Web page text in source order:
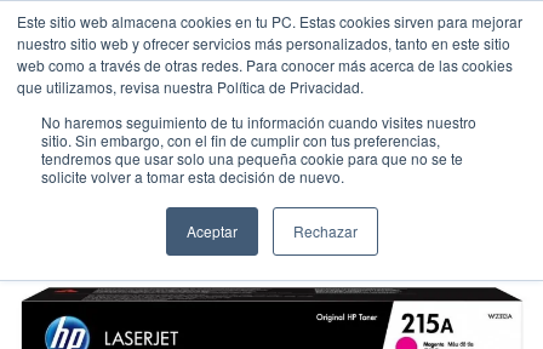
Este sitio web almacena cookies en tu PC. Estas cookies sirven para mejorar
nuestro sitio web y ofrecer servicios más personalizados, tanto en este sitio
web como a través de otras redes. Para conocer más acerca de las cookies
que utilizamos, revisa nuestra Política de Privacidad.
No haremos seguimiento de tu información cuando visites nuestro
sitio. Sin embargo, con el fin de cumplir con tus preferencias,
tendremos que usar solo una pequeña cookie para que no se te
solicite volver a tomar esta decisión de nuevo.
Aceptar Rechazar